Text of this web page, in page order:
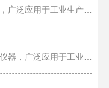
拉力计是一种用于测量物体受力的仪器，广泛应用于工业生产、科研实验以及质量控制领域。不同型号的拉力计具有不同的测量范围和精度，可以满足不同工作环境和要求。接下来，让我们逐一了解各种型号的拉力计及其用途。 1. 1吨拉力计：1吨……